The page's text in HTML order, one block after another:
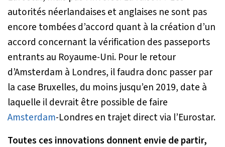
autorités néerlandaises et anglaises ne sont pas
encore tombées d’accord quant à la création d’un
accord concernant la vérification des passeports
entrants au Royaume-Uni. Pour le retour
d’Amsterdam à Londres, il faudra donc passer par
la case Bruxelles, du moins jusqu’en 2019, date à
laquelle il devrait être possible de faire
Amsterdam-Londres en trajet direct via l’Eurostar.
Toutes ces innovations donnent envie de partir,